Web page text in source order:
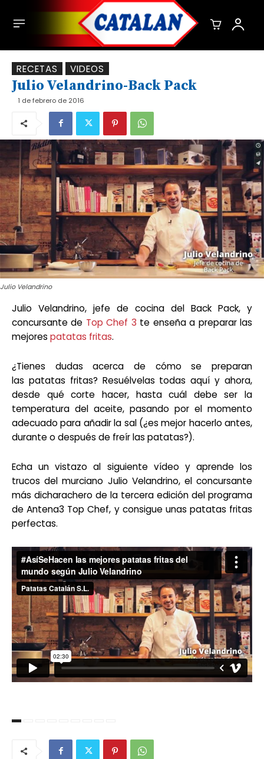
RECETAS VIDEOS
Julio Velandrino-Back Pack
1 de febrero de 2016
Julio Velandrino
Julio Velandrino, jefe de cocina del Back Pack, y
concursante de Top Chef 3 te enseña a preparar las
mejores patatas fritas.
¿Tienes dudas acerca de cómo se preparan
las patatas fritas? Resuélvelas todas aquí y ahora,
desde qué corte hacer, hasta cuál debe ser la
temperatura del aceite, pasando por el momento
adecuado para añadir la sal (¿es mejor hacerlo antes,
durante o después de freír las patatas?).
Echa un vistazo al siguiente vídeo y aprende los
trucos del murciano Julio Velandrino, el concursante
más dicharachero de la tercera edición del programa
de Antena3 Top Chef, y consigue unas patatas fritas
perfectas.